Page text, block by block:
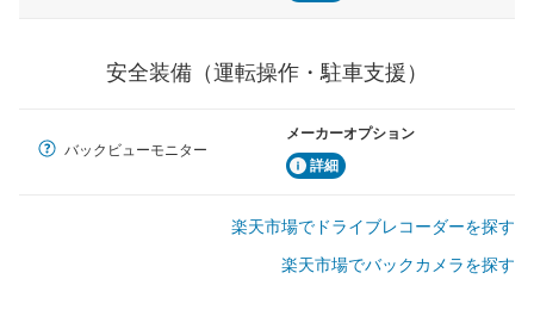
安全装備（運転操作・駐車支援）
バックビューモニター
メーカーオプション
詳細
楽天市場でドライブレコーダーを探す
楽天市場でバックカメラを探す